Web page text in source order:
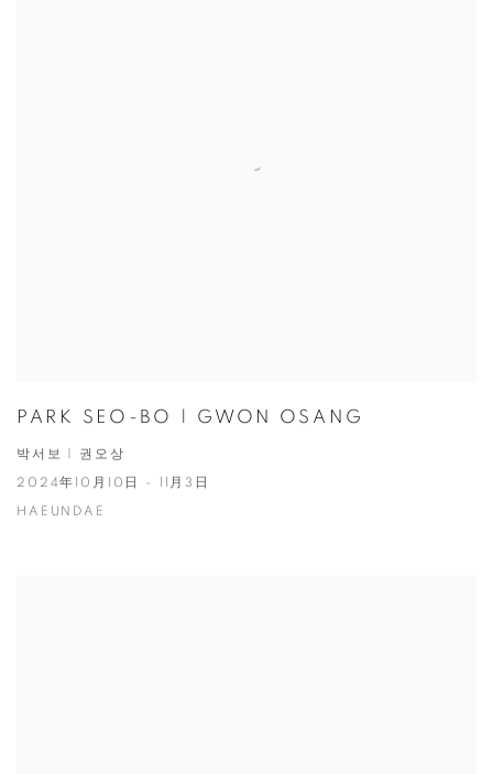
PARK SEO-BO | GWON OSANG
박서보 | 권오상
2024年10月10日 - 11月3日
HAEUNDAE